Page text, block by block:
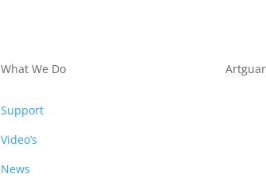
What We Do
Support
Video’s
News